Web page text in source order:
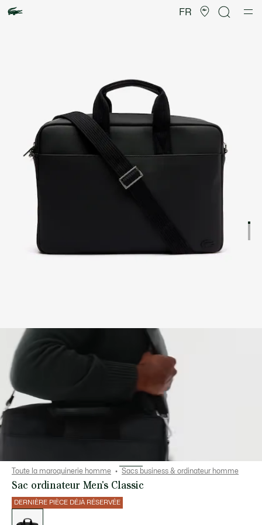
FR
d’images
produit
Toute la maroquinerie homme Sacs business & ordinateur homme
Sac ordinateur Men's Classic
DERNIÈRE PIÈCE DÉJÀ RÉSERVÉE
déclinaisons